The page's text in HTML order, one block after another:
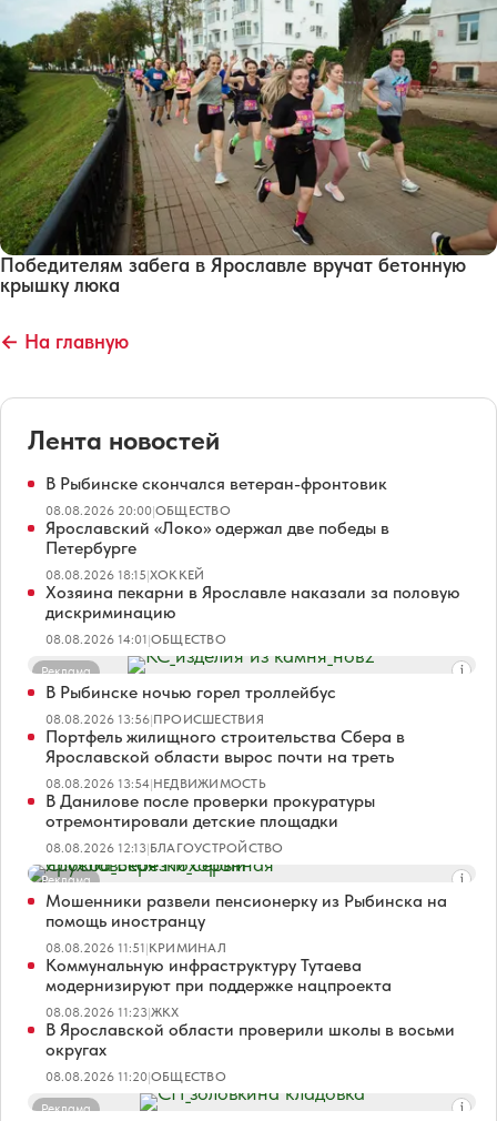
Победителям забега в Ярославле вручат бетонную
крышку люка
← На главную
Лента новостей
В Рыбинске скончался ветеран-фронтовик
08.08.2026 20:00|ОБЩЕСТВО
Ярославский «Локо» одержал две победы в
Петербурге
08.08.2026 18:15|ХОККЕЙ
Хозяина пекарни в Ярославле наказали за половую
дискриминацию
08.08.2026 14:01|ОБЩЕСТВО
Реклама
В Рыбинске ночью горел троллейбус
08.08.2026 13:56|ПРОИСШЕСТВИЯ
Портфель жилищного строительства Сбера в
Ярославской области вырос почти на треть
08.08.2026 13:54|НЕДВИЖИМОСТЬ
В Данилове после проверки прокуратуры
отремонтировали детские площадки
08.08.2026 12:13|БЛАГОУСТРОЙСТВО
Реклама
Мошенники развели пенсионерку из Рыбинска на
помощь иностранцу
08.08.2026 11:51|КРИМИНАЛ
Коммунальную инфраструктуру Тутаева
модернизируют при поддержке нацпроекта
08.08.2026 11:23|ЖКХ
В Ярославской области проверили школы в восьми
округах
08.08.2026 11:20|ОБЩЕСТВО
Реклама